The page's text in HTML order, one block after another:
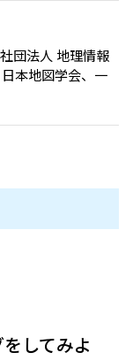
団法人 地理情報
本地図学会、一
してみよ